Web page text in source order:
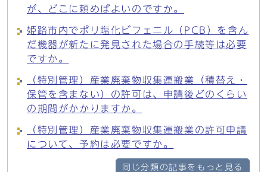
が、どこに頼めばよいのですか。
姫路市内でポリ塩化ビフェニル（PCB）を含ん
だ機器が新たに発見された場合の手続等は必要
ですか。
（特別管理）産業廃棄物収集運搬業（積替え・
保管を含まない）の許可は、申請後どのくらい
の期間がかかりますか。
（特別管理）産業廃棄物収集運搬業の許可申請
について、予約は必要ですか。
同じ分類の記事をもっと見る